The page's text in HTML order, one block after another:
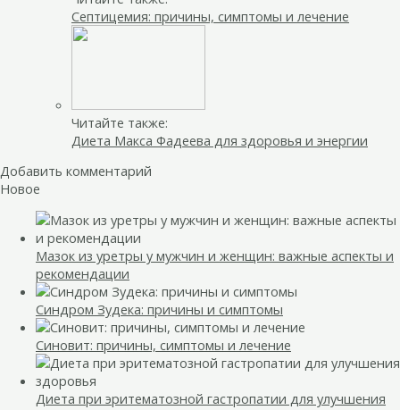
Септицемия: причины, симптомы и лечение
Читайте также:
Диета Макса Фадеева для здоровья и энергии
Добавить комментарий
Новое
Мазок из уретры у мужчин и женщин: важные аспекты и
рекомендации
Синдром Зудека: причины и симптомы
Синовит: причины, симптомы и лечение
Диета при эритематозной гастропатии для улучшения